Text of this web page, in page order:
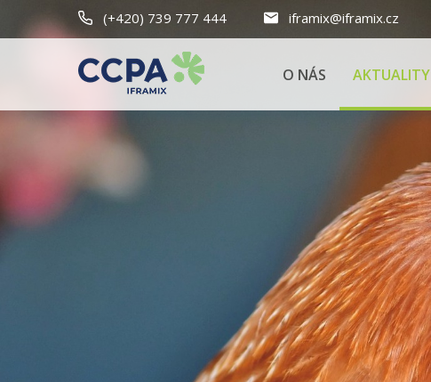
(+420) 739 777 444 iframix@iframix.cz
O NÁS AKTUALITY